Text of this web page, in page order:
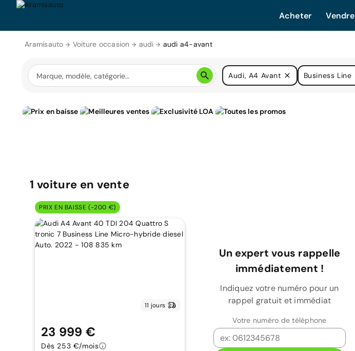
Acheter Vendre
Aramisauto Voiture occasion audi audi a4-avant
Audi, A4 Avant Business Line
1 voiture en vente
PRIX EN BAISSE (-200 €)
11 jours
23 999 €
Dès 253 €/mois
Un expert vous rappelle
immédiatement !
Indiquez votre numéro pour un
rappel gratuit et immédiat
Votre numéro de téléphone